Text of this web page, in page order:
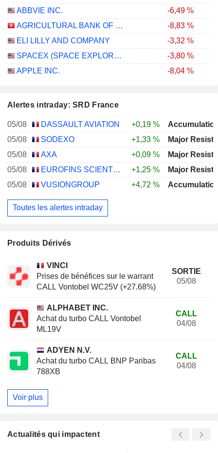
ABBVIE INC.
-6,49 %
AGRICULTURAL BANK OF CHINA LIMITED
-8,83 %
ELI LILLY AND COMPANY
-3,32 %
SPACEX (SPACE EXPLORATION TECHNOLOGIES)
-3,80 %
APPLE INC.
-8,04 %
Alertes intraday: SRD France
05/08 DASSAULT AVIATION
+0,19 %
05/08
SODEXO
+1,33 %
05/08
AXA
+0,09 %
05/08
EUROFINS SCIENTIFIC SE
+1,25 %
05/08
VUSIONGROUP +4,72 %
Toutes les alertes intraday
Produits Dérivés
VINCI
Prises de bénéfices sur le warrant
CALL Vontobel WC25V (+27.68%)
SORTIE
05/08
ALPHABET INC.
Achat du turbo CALL Vontobel
ML19V
CALL
04/08
ADYEN N.V.
Achat du turbo CALL BNP Paribas
788XB
CALL
04/08
Voir plus
Actualités qui impactent